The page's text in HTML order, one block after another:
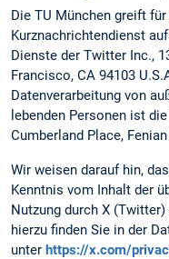
Die TU München greift
Kurznachrichtendienst
Dienste der Twitter Inc.,
Francisco, CA 94103
Datenverarbeitung von
lebenden Personen ist
Cumberland Place,
Wir weisen darauf hin,
Kenntnis vom Inhalt der
Nutzung durch X
hierzu finden Sie in der
unter https://x.com/